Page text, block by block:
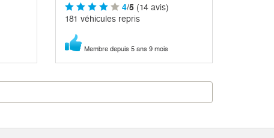
4/5(14 avis)
181 véhicules repris
Membre depuis 5 ans 9 mois